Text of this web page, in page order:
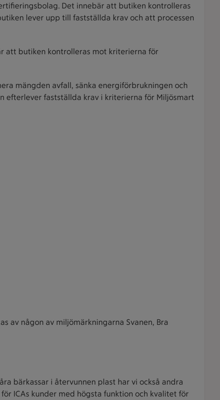
Det innebär att butiken kontrolleras
lever upp till fastställda krav och att processen
att butiken kontrolleras mot kriterierna för
mängden avfall, sänka energiförbrukningen och
efterlever fastställda krav i kriterierna för Miljösmart
av någon av miljömärkningarna Svanen, Bra
bärkassar i återvunnen plast har vi också andra
ICAs kunder med högsta funktion och kvalitet för